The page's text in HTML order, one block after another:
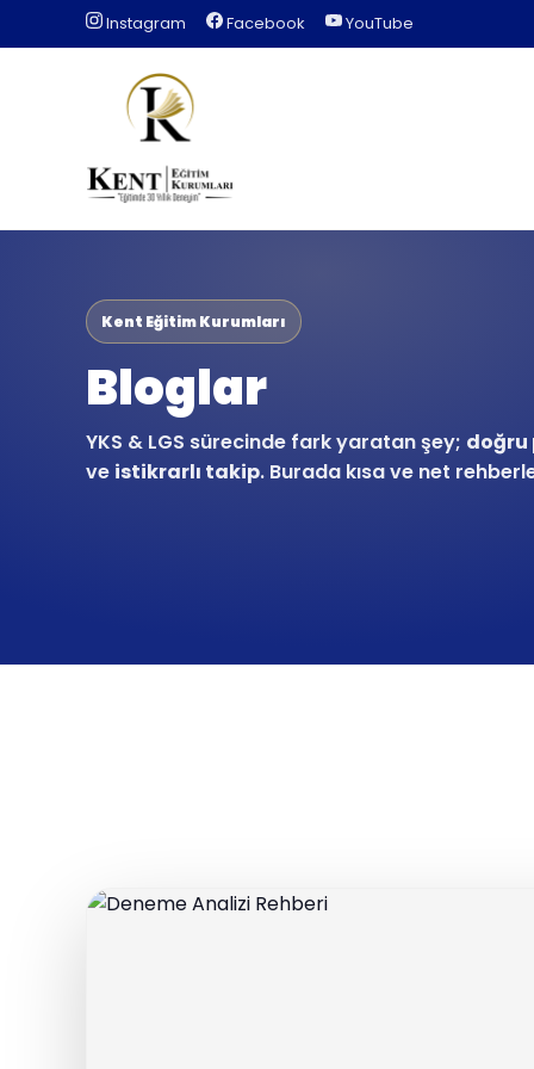
Instagram Facebook YouTube
Kent Eğitim Kurumları
Bloglar
YKS & LGS sürecinde fark yaratan şey; doğru
ve istikrarlı takip. Burada kısa ve net